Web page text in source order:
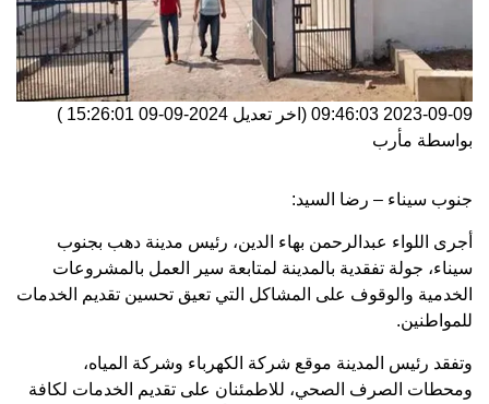
2023-09-09 09:46:03 (اخر تعديل 2024-09-09 15:26:01
)
بواسطة مأرب
جنوب سيناء – رضا السيد:
أجرى اللواء عبدالرحمن بهاء الدين، رئيس مدينة دهب بجنوب
سيناء، جولة تفقدية بالمدينة لمتابعة سير العمل بالمشروعات
الخدمية والوقوف على المشاكل التي تعيق تحسين تقديم الخدمات
للمواطنين.
وتفقد رئيس المدينة موقع شركة الكهرباء وشركة المياه،
ومحطات الصرف الصحي، للاطمئنان على تقديم الخدمات لكافة